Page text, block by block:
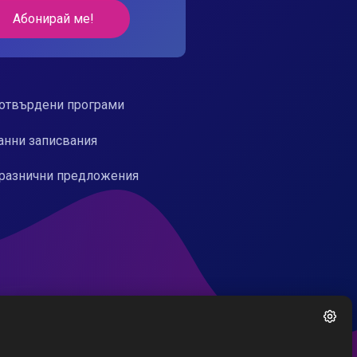
Абонирай ме!
програми
записвания
предложения